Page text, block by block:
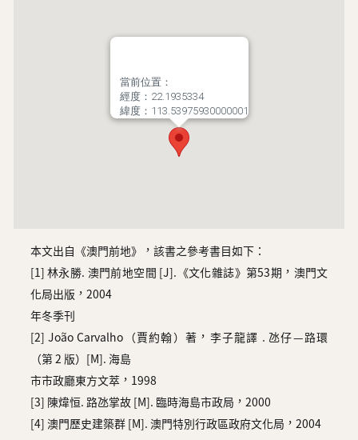
當前位置：
經度：22.1935334
緯度：113.53975930000001
本文出自《澳門前地》，該書之參考書目如下：
[1] 林永勝. 澳門前地空間 [J].《文化雜誌》第53期，澳門文
化局出版，2004
年冬季刊
[2] João Carvalho（賈約翰）著，李子龍譯 . 氹仔—路環
（第 2 版）[M]. 海島
市市政廳東方文萃，1998
[3] 陳煒恒. 路氹掌故 [M]. 臨時海島市政局，2000
[4] 澳門歷史建築群 [M]. 澳門特別行政區政府文化局，2004